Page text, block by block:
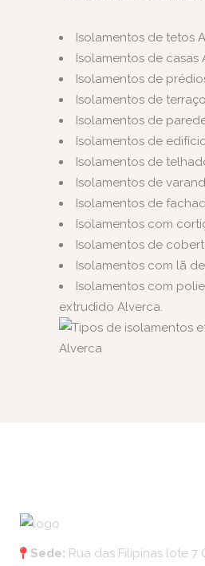
Isolamentos de tetos
Isolamentos de casas
Isolamentos de
Isolamentos de
Isolamentos de
Isolamentos de
Isolamentos de
Isolamentos de
Isolamentos de
Isolamentos com
Isolamentos de
Isolamentos com lã
Isolamentos com
extrudido Alverca.
Sede: Rua das Filipinas lote 7